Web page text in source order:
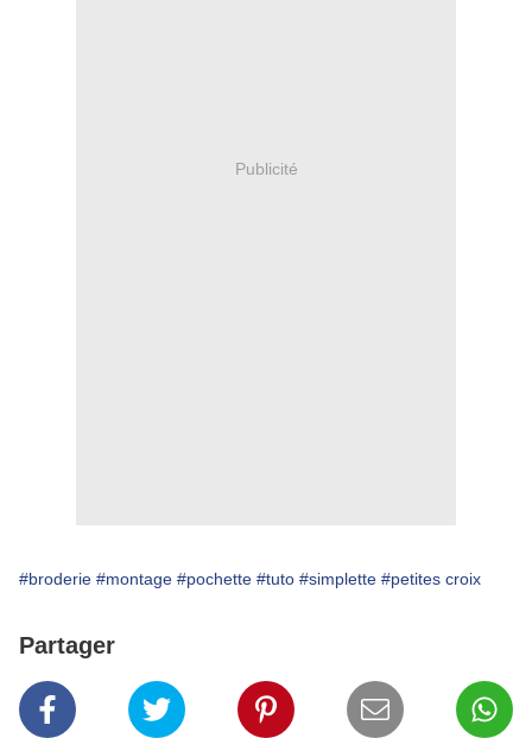
Publicité
#broderie #montage #pochette #tuto #simplette #petites croix
Partager